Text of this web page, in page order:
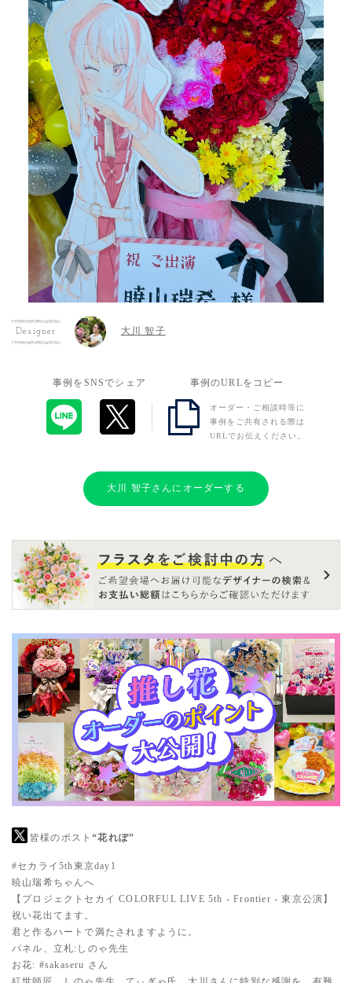
Designer 大川 智子
事例をSNSでシェア 事例のURLをコピー
オーダー・ご相談時等に
事例をご共有される際は
URLでお伝えください。
大川 智子さんにオーダーする
皆様のポスト“花れぽ”
#セカライ5th東京day1
暁山瑞希ちゃんへ
【プロジェクトセカイ COLORFUL LIVE 5th - Frontier - 東京公演】
祝い花出てます。
君と作るハートで満たされますように。
パネル、立札:しのゃ先生
お花: #sakaseru さん